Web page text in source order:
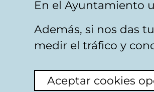
Aviso legal Privacidad
En el Ayuntamiento
Además, si nos das
medir el tráfico y
Aceptar cookies